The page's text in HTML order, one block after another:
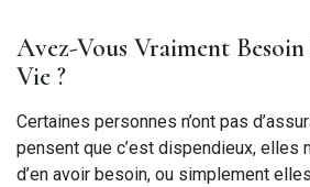
Avez-Vous Vraiment Besoin
Vie ?
Certaines personnes n’ont pas
pensent que c’est dispendieux, elles
d’en avoir besoin, ou simplement